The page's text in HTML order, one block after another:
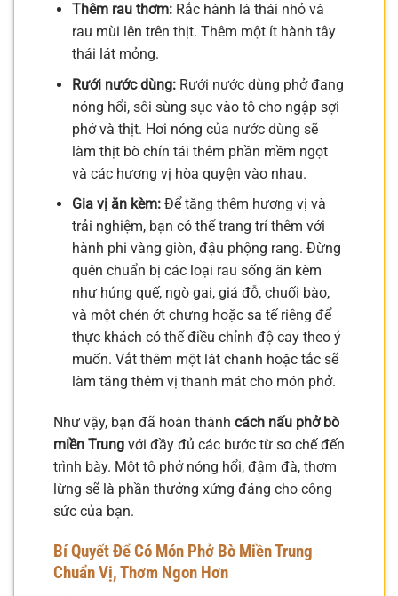
Thêm rau thơm:Rắc hành lá thái nhỏ và
rau mùi lên trên thịt. Thêm một ít hành tây
thái lát mỏng.
Rưới nước dùng:Rưới nước dùng phở đang
nóng hổi, sôi sùng sục vào tô cho ngập sợi
phở và thịt. Hơi nóng của nước dùng sẽ
làm thịt bò chín tái thêm phần mềm ngọt
và các hương vị hòa quyện vào nhau.
Gia vị ăn kèm:Để tăng thêm hương vị và
trải nghiệm, bạn có thể trang trí thêm với
hành phi vàng giòn, đậu phộng rang. Đừng
quên chuẩn bị các loại rau sống ăn kèm
như húng quế, ngò gai, giá đỗ, chuối bào,
và một chén ớt chưng hoặc sa tế riêng để
thực khách có thể điều chỉnh độ cay theo ý
muốn. Vắt thêm một lát chanh hoặc tắc sẽ
làm tăng thêm vị thanh mát cho món phở.
Như vậy, bạn đã hoàn thành cách nấu phở bò
miền Trung với đầy đủ các bước từ sơ chế đến
trình bày. Một tô phở nóng hổi, đậm đà, thơm
lừng sẽ là phần thưởng xứng đáng cho công
sức của bạn.
Bí Quyết Để Có Món Phở Bò Miền Trung
Chuẩn Vị, Thơm Ngon Hơn